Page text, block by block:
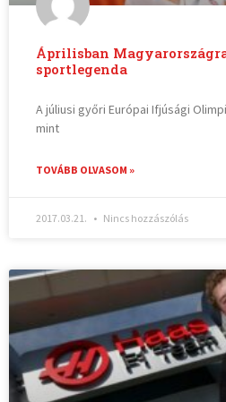
Áprilisban
sportlegenda
A júliusi győri Európai Ifjúsági
mint
TOVÁBB OLVASOM »
2017.03.21. Nincs hozzászólás